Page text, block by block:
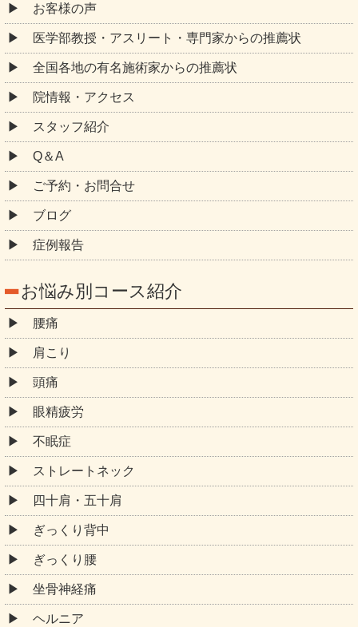
お客様の声
医学部教授・アスリート・専門家からの推薦状
全国各地の有名施術家からの推薦状
院情報・アクセス
スタッフ紹介
Q＆A
ご予約・お問合せ
ブログ
症例報告
お悩み別コース紹介
腰痛
肩こり
頭痛
眼精疲労
不眠症
ストレートネック
四十肩・五十肩
ぎっくり背中
ぎっくり腰
坐骨神経痛
ヘルニア